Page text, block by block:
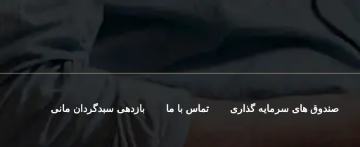
صندوق های سرمایه گذاری تماس با ما بازدهی سبدگردان مانی